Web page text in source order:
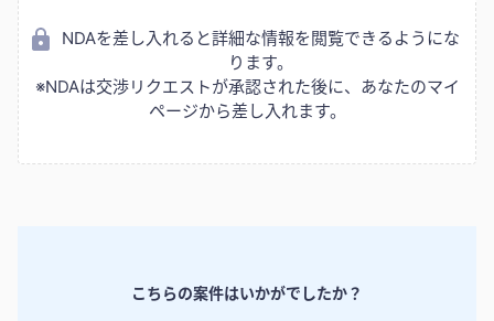
NDAを差し入れると詳細な情報を閲覧できるようにな
ります。
※NDAは交渉リクエストが承認された後に、あなたのマイ
ページから差し入れます。
こちらの案件はいかがでしたか？